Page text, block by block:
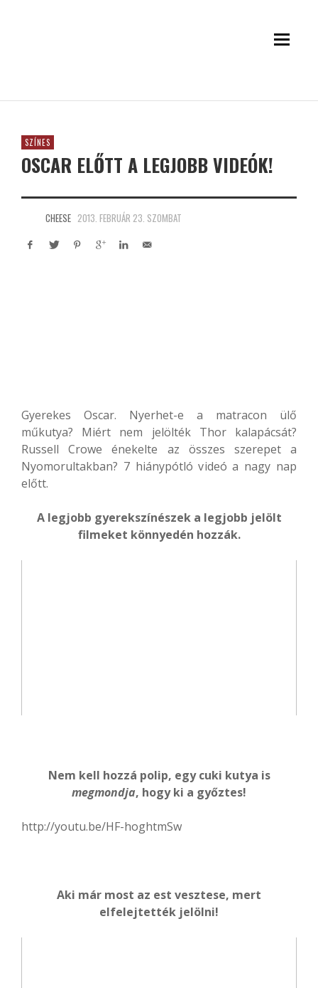
SZÍNES
OSCAR ELŐTT A LEGJOBB VIDEÓK!
CHEESE 2013. FEBRUÁR 23. SZOMBAT
Gyerekes Oscar. Nyerhet-e a matracon ülő
műkutya? Miért nem jelölték Thor kalapácsát?
Russell Crowe énekelte az összes szerepet a
Nyomorultakban? 7 hiánypótló videó a nagy nap
előtt.
A legjobb gyerekszínészek a legjobb jelölt
filmeket könnyedén hozzák.
Nem kell hozzá polip, egy cuki kutya is
megmondja, hogy ki a győztes!
http://youtu.be/HF-hoghtmSw
Aki már most az est vesztese, mert
elfelejtették jelölni!